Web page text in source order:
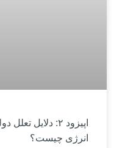
اپیزود ۲: دلایل
انرژی چیست؟